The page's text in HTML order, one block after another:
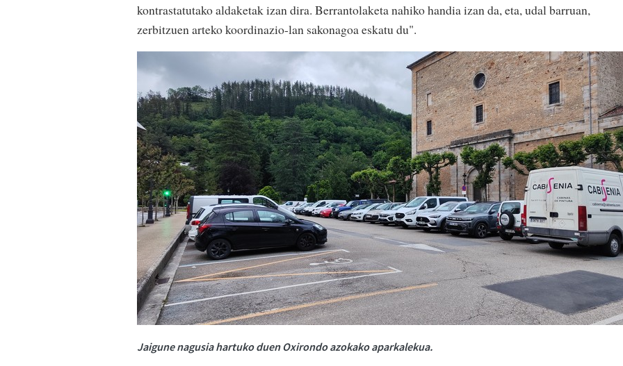
kontrastatutako aldaketak izan dira. Berrantolaketa nahiko handia izan da, eta, udal barruan,
zerbitzuen arteko koordinazio-lan sakonagoa eskatu du".
Jaigune nagusia hartuko duen Oxirondo azokako aparkalekua.